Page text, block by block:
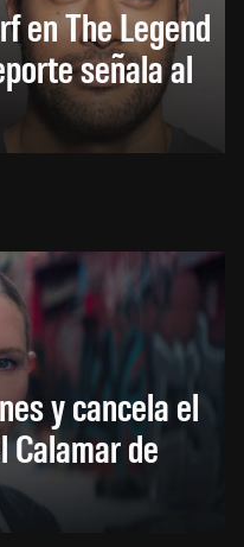
en The Legend
señala al
y cancela el
Calamar de